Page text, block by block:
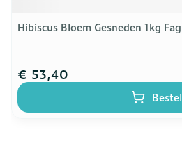
Hibiscus Bloem Gesneden 1kg Fag
€ 53,40
Bestel